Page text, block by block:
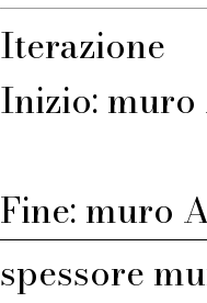
Iterazione
Inizio: muro
Fine: muro
spessore